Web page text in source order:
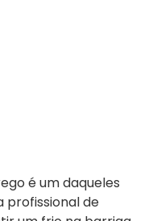
é um daqueles
profissional de